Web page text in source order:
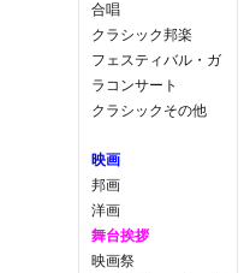
合唱
クラシック邦楽
フェスティバル・ガ
ラコンサート
クラシックその他
映画
邦画
洋画
舞台挨拶
映画祭